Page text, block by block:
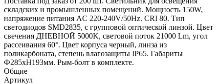
складских и промышленных помещений. Мощность 150W,
напряжение питания AC 220-240V/50Hz. CRI 80. Тип
светодиодов SMD2835, с групповой оптической линзой. Цвет
свечения ДНЕВНОЙ 5000K, световой поток 21000 Lm, угол
рассеивания 60°. Цвет корпуса черный, линза из
поликарбоната, степень влагозащиты IP65. Габариты
Ф285xH193мм. Рым-болт в комплекте.
Общие
Артикул